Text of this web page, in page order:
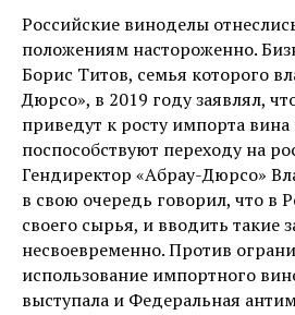
Российские виноделы
положениям настороженно.
Борис Титов, семья которого
Дюрсо», в 2019 году заявлял,
приведут к росту импорта вина
поспособствуют переходу на
Гендиректор «Абрау-Дюрсо»
в свою очередь говорил, что в
своего сырья, и вводить такие
несвоевременно. Против
использование импортного
выступала и Федеральная